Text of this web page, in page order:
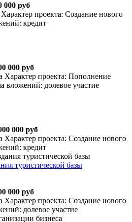
000 руб
Характер проекта: Создание нового
кредит
000 руб
Характер проекта: Пополнение
вложений: долевое участие
000 руб
Характер проекта: Создание нового
кредит
туристической базы
000 руб
Характер проекта: Создание нового
долевое участие